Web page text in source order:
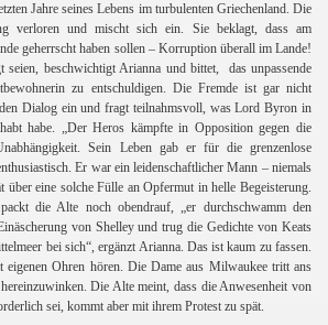
Jahre seines Lebens im turbulenten Griechenland. Die
verloren und mischt sich ein. Sie beklagt, dass am
geherrscht haben sollen – Korruption überall im Lande!
seien, beschwichtigt Arianna und bittet,
das unpassende
zu entschuldigen. Die Fremde ist gar nicht
Dialog ein und fragt teilnahmsvoll, was Lord Byron in
habe. „Der Heros kämpfte in Opposition gegen die
Sein Leben gab er für die grenzenlose
Er war ein leidenschaftlicher Mann – niemals
über eine solche Fülle an Opfermut in helle Begeisterung.
die Alte noch obendrauf, „er durchschwamm den
von Shelley und trug die Gedichte von Keats
bei sich“, ergänzt Arianna. Das ist kaum zu fassen.
eigenen Ohren hören. Die Dame aus Milwaukee tritt ans
Die Alte meint, dass die Anwesenheit von
sei, kommt aber mit ihrem Protest zu spät.